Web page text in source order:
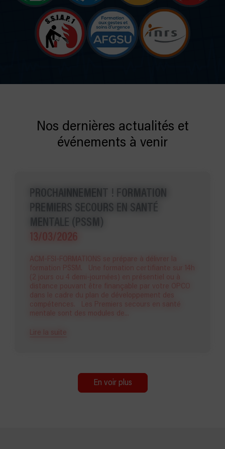
Nos dernières actualités et
événements à venir
PROCHAINNEMENT ! FORMATION
PREMIERS SECOURS EN SANTÉ
MENTALE (PSSM)
13/03/2026
ACM-FSI-FORMATIONS se prépare à délivrer la
distance pouvant être finançable par votre OPCO
compétences. Les Premiers secours en santé
mentale sont des modules de...
Lire la suite
En voir plus